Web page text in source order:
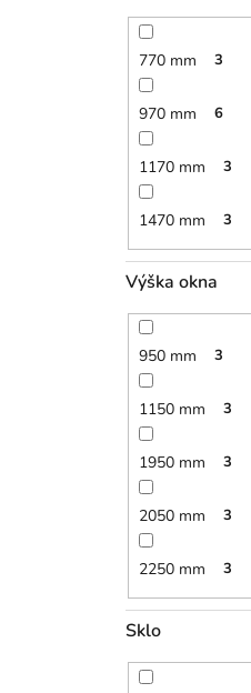
770 mm 3
970 mm 6
1170 mm 3
1470 mm 3
Výška okna
950 mm 3
1150 mm 3
1950 mm 3
2050 mm 3
2250 mm 3
Sklo